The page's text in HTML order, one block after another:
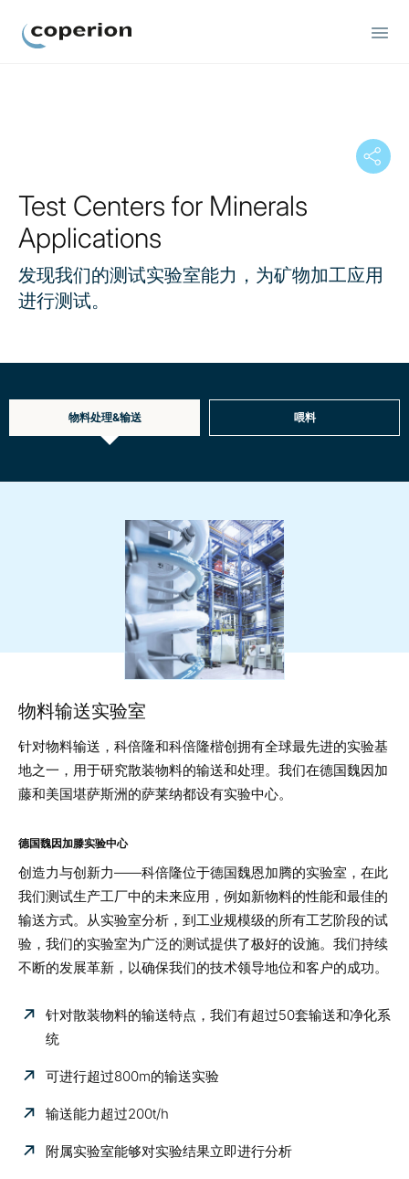
Test Centers for Minerals
Applications
发现我们的测试实验室能力，为矿物加工应用
进行测试。
物料处理&输送 喂料
物料输送实验室
针对物料输送，科倍隆和科倍隆楷创拥有全球最先进的实验基
地之一，用于研究散装物料的输送和处理。我们在德国魏因加
藤和美国堪萨斯洲的萨莱纳都设有实验中心。
德国魏因加滕实验中心
创造力与创新力——科倍隆位于德国魏恩加腾的实验室，在此
我们测试生产工厂中的未来应用 ，例如新物料的性能和最佳的
输送方式。从实验室分析，到工业规模级的所有工艺阶段的试
验，我们的实验室为广泛的测试提供了极好的设施。我们持续
不断的发展革新，以确保我们的技术领导地位和客户的成功。
针对散装物料的输送特点，我们有超过50套输送和净化系
统
可进行超过800m的输送实验
输送能力超过200t/h
附属实验室能够对实验结果立即进行分析